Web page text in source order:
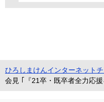
ひろしまけんインターネット
会見 ｢『21卒・既卒者全力応